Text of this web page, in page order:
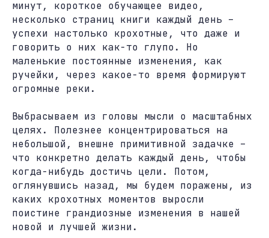
минут, короткое обучающее видео,
несколько страниц книги каждый день –
успехи настолько крохотные, что даже и
говорить о них как-то глупо. Но
маленькие постоянные изменения, как
ручейки, через какое-то время формируют
огромные реки.
Выбрасываем из головы мысли о масштабных
целях. Полезнее концентрироваться на
небольшой, внешне примитивной задачке –
что конкретно делать каждый день, чтобы
когда-нибудь достичь цели. Потом,
оглянувшись назад, мы будем поражены, из
каких крохотных моментов выросли
поистине грандиозные изменения в нашей
новой и лучшей жизни.